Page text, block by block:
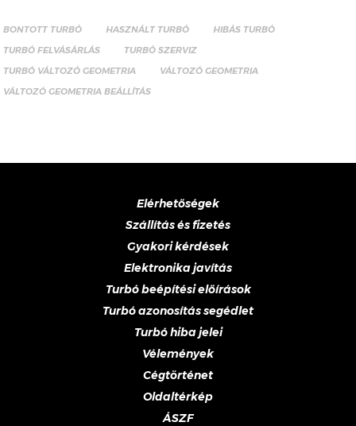
BONTOTT TURBÓ HASZNÁLT TURBÓ
HIBÁS TURBÓ
TURBÓ FELVÁSÁRLÁS
TURBÓ SZERVIZ
TURBÓ VÁLTOZÓ GEOMETRIA
VÁLTOZÓ GEOMETRIA
VÁLTOZÓ GEOMETRIA BEÁLLÍTÁS
Elérhetőségek
Szállítás és fizetés
Gyakori kérdések
Elektronika javítás
Turbó beépítési előírások
Turbó azonosítás segédlet
Turbó hiba jelei
Vélemények
Cégtörténet
Oldaltérkép
ÁSZF